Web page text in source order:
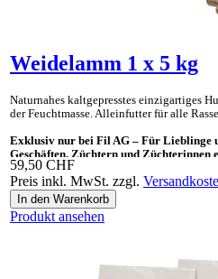
Weidelamm 1 x 5 kg
Naturnahes kaltgepresstes einzig­artiges
der Feucht­masse. Allein­futter für alle
Exklusiv nur bei Fil AG – Für Lieblinge
Geschäften, Züchtern und Züchterinnen
Ideal auch als «Gesundes Leckerli» und
59,50 CHF
Preis inkl. MwSt. zzgl.
Produkt ansehen